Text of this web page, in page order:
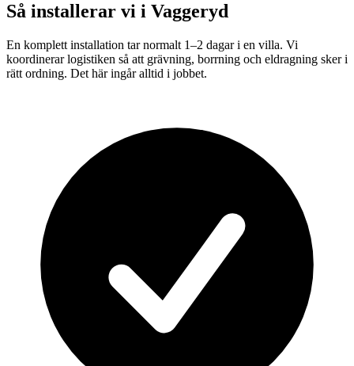
Så installerar vi i Vaggeryd
En komplett installation tar normalt 1–2 dagar i en villa. Vi
koordinerar logistiken så att grävning, borrning och eldragning sker i
rätt ordning. Det här ingår alltid i jobbet.